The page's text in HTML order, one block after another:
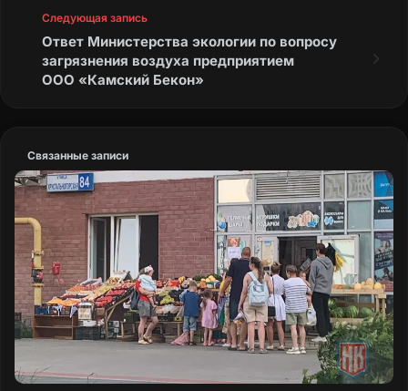
Следующая запись
Ответ Министерства экологии по вопросу
загрязнения воздуха предприятием
ООО «Камский Бекон»
Связанные записи